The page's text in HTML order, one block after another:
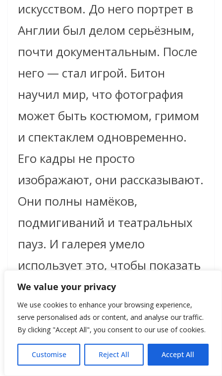
We value your privacy
We use cookies to enhance your browsing experience,
serve personalised ads or content, and analyse our traffic.
By clicking "Accept All", you consent to our use of cookies.
Customise Reject All Accept All
искусством. До него портрет в
Англии был делом серьёзным,
почти документальным. После
него — стал игрой. Битон
научил мир, что фотография
может быть костюмом, гримом
и спектаклем одновременно.
Его кадры не просто
изображают, они рассказывают.
Они полны намёков,
подмигиваний и театральных
пауз. И галерея умело
использует это, чтобы показать
зрителю, что искусство — это
не всегда о серьёзном, иногда о
стиле, позе и лёгкости.